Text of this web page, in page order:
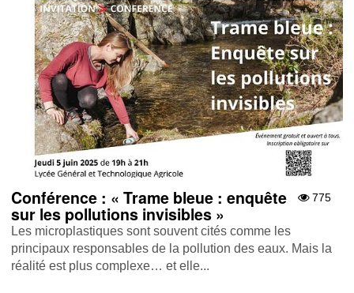
775
Conférence : « Trame bleue : enquête
sur les pollutions invisibles »
Les microplastiques sont souvent cités comme les
principaux responsables de la pollution des eaux. Mais la
réalité est plus complexe… et elle...